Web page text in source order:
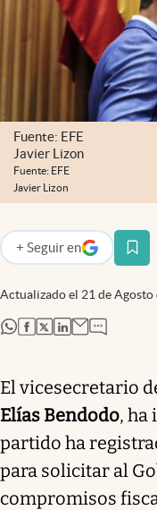
Fuente: EFE
Javier Lizon
Fuente: EFE
Javier Lizon
Actualizado el 21 de Agosto
+ Seguir en
abre en nueva pestaña
abre en nueva pestaña
abre en nueva
abre en nueva
abre en nueva
El vicesecretario
Elías Bendodo, ha
partido ha
para solicitar al
compromisos